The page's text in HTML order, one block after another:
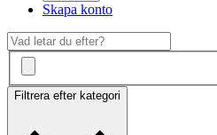
Skapa konto
Filtrera efter kategori